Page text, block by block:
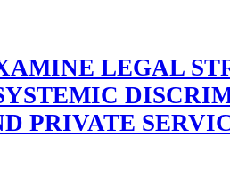
LEGAL
PRIVATE